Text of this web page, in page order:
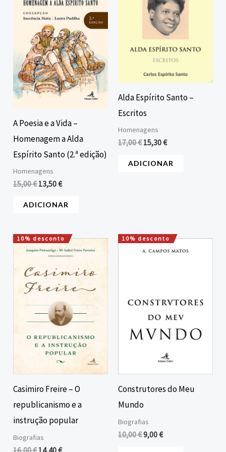
A Poesia e a Vida –
Homenagem a Alda
Espírito Santo (2.ª edição)
Homenagens
15,00€
era:
15,00 €.
13,50€
é:
13,50 €.
ADICIONAR
Alda Espírito Santo –
Escritos
Homenagens
17,00€
era:
17,00 €.
15,30€
é:
15,30 €.
ADICIONAR
10% desconto
Casimiro Freire – O
republicanismo e a
instrução popular
Biografias
O
preço
era:
O
preço
é:
14,40 €.
10% desconto
Construtores do Meu
Mundo
Biografias
10,00€
O
preço
9,00€
O
preço